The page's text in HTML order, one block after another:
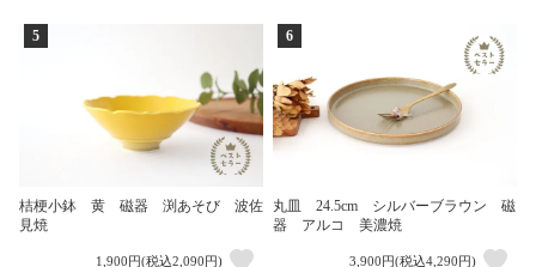
5
桔梗小鉢 黄 磁器 渕あそび 波佐
見焼
1,900円(税込2,090円)
6
丸皿 24.5cm シルバーブラウン 磁
器 アルコ 美濃焼
3,900円(税込4,290円)